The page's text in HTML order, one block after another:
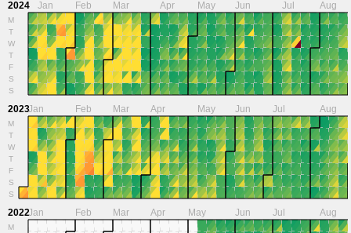
2024
M
T
W
T
F
S
S
Jan Feb Mar Apr May Jun Jul Aug
2023
M
T
W
T
F
S
S
Jan Feb Mar Apr May Jun Jul Aug
2022
M
Jan Feb Mar Apr May Jun Jul Aug